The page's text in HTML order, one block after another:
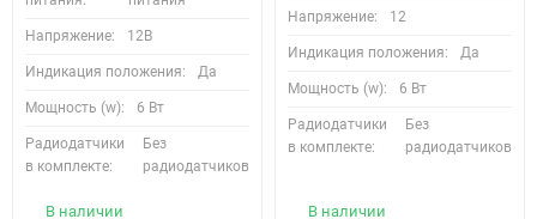
Купите кран с электроприводом Ensystek Defender + Bonomi –
получите надежное и долговечное решение для автоматизации
🔥 Спецпредложение! Бесплатная консультация и помощь в
подборе! 🔥
Напряжение: 12В
Индикация положения: Да
Мощность (w): 6 Вт
Радиодатчики
в комплекте:
Без
радиодатчиков
В наличии
Напряжение: 12
Индикация положения: Да
Мощность (w): 6 Вт
Радиодатчики
в комплекте:
Без
радиодатчиков
В наличии